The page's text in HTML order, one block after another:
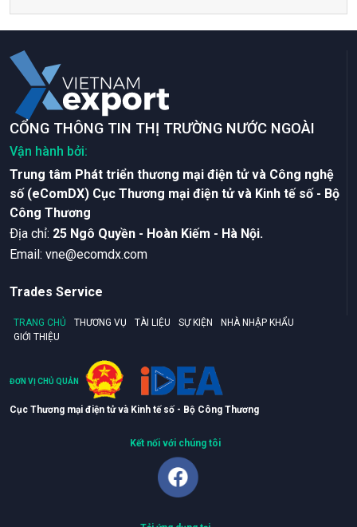
CỔNG THÔNG TIN THỊ TRƯỜNG NƯỚC NGOÀI
Vận hành bởi:
Trung tâm Phát triển thương mại điện tử và Công nghệ
số (eComDX) Cục Thương mại điện tử và Kinh tế số - Bộ
Công Thương
Ðịa chỉ: 25 Ngô Quyền - Hoàn Kiếm - Hà Nội.
Email: vne@ecomdx.com
Trades Service
TRANG CHỦ THƯƠNG VỤ TÀI LIỆU SỰ KIỆN
NHÀ NHẬP KHẨU
GIỚI THIỆU
ĐƠN VỊ CHỦ QUẢN
Cục Thương mại điện tử và Kinh tế số - Bộ Công Thương
Kết nối với chúng tôi